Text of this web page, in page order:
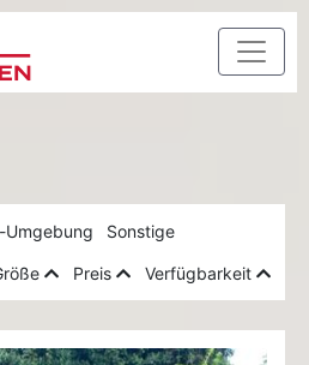
Umgebung Sonstige
Preis Verfügbarkeit